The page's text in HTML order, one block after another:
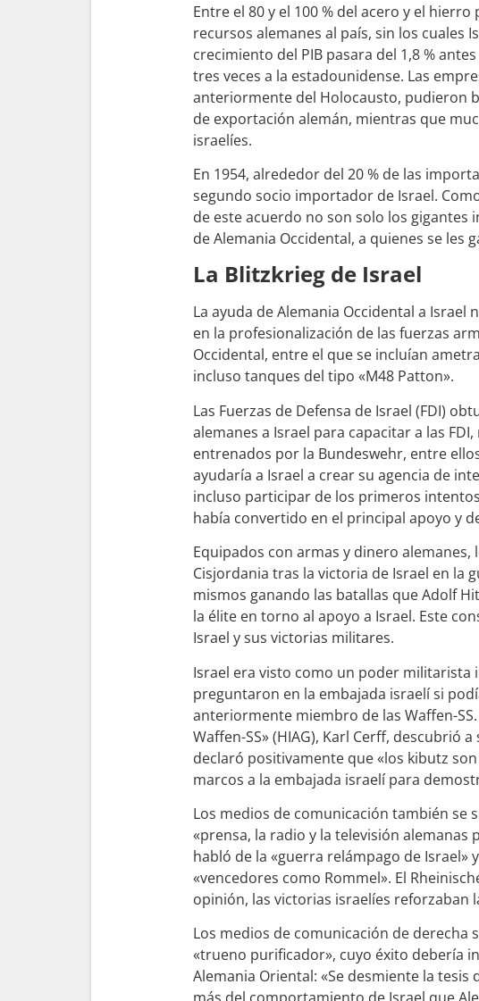
Entre el 80 y el 100 % del acero y el
recursos alemanes al país, sin los
crecimiento del PIB pasara del 1,8 %
tres veces a la estadounidense. Las
anteriormente del Holocausto, pudieron
de exportación alemán, mientras que
israelíes.
En 1954, alrededor del 20 % de las
segundo socio importador de Israel.
de este acuerdo no son solo los
de Alemania Occidental, a quienes se
La Blitzkrieg de Israel
La ayuda de Alemania Occidental a
en la profesionalización de las fuerzas
Occidental, entre el que se incluían
incluso tanques del tipo «M48 Patton».
Las Fuerzas de Defensa de Israel (FDI)
alemanes a Israel para capacitar a las
entrenados por la Bundeswehr, entre
ayudaría a Israel a crear su agencia de
incluso participar de los primeros
había convertido en el principal apoyo y
Equipados con armas y dinero
Cisjordania tras la victoria de Israel en la
mismos ganando las batallas que Adolf
la élite en torno al apoyo a Israel. Este
Israel y sus victorias militares.
Israel era visto como un poder militarista
preguntaron en la embajada israelí si
anteriormente miembro de las Waffen-
Waffen-SS» (HIAG), Karl Cerff, descubrió
declaró positivamente que «los kibutz
marcos a la embajada israelí para
Los medios de comunicación también se
«prensa, la radio y la televisión
habló de la «guerra relámpago de Israel»
«vencedores como Rommel». El
opinión, las victorias israelíes reforzaban
Los medios de comunicación de derecha
«trueno purificador», cuyo éxito debería
Alemania Oriental: «Se desmiente la